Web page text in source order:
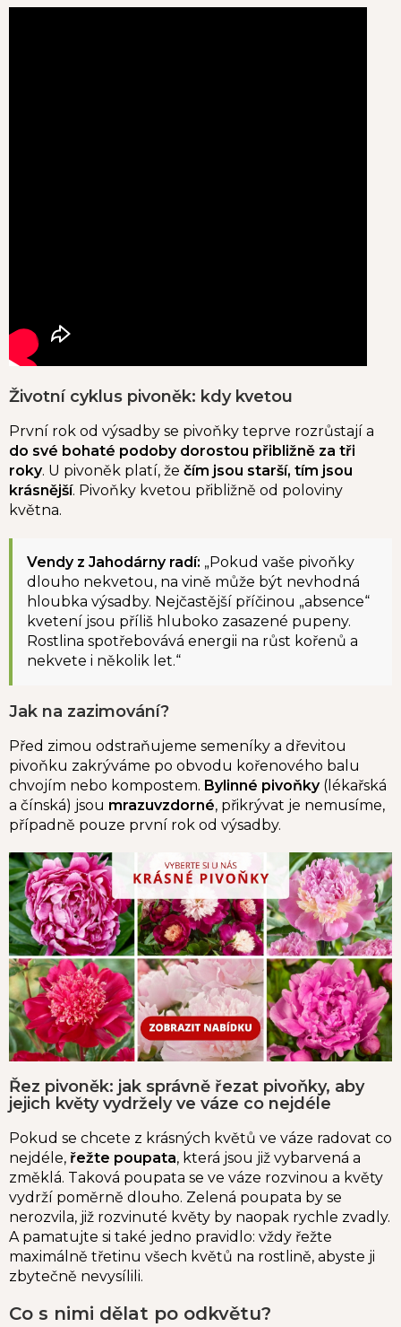
Životní cyklus pivoněk: kdy kvetou
První rok od výsadby se pivoňky teprve rozrůstají a
do své bohaté podoby dorostou přibližně za tři
roky. U pivoněk platí, že čím jsou starší, tím jsou
krásnější. Pivoňky kvetou přibližně od poloviny
května.
Vendy z Jahodárny radí: „Pokud vaše pivoňky
dlouho nekvetou, na vině může být nevhodná
hloubka výsadby. Nejčastější příčinou „absence“
kvetení jsou příliš hluboko zasazené pupeny.
Rostlina spotřebovává energii na růst kořenů a
nekvete i několik let.“
Jak na zazimování?
Před zimou odstraňujeme semeníky a dřevitou
pivoňku zakrýváme po obvodu kořenového balu
chvojím nebo kompostem. Bylinné pivoňky(lékařská
a čínská) jsou mrazuvzdorné, přikrývat je nemusíme,
případně pouze první rok od výsadby.
Řez pivoněk: jak správně řezat pivoňky, aby
jejich květy vydržely ve váze co nejdéle
Pokud se chcete z krásných květů ve váze radovat co
nejdéle, řežte poupata, která jsou již vybarvená a
změklá. Taková poupata se ve váze rozvinou a květy
vydrží poměrně dlouho. Zelená poupata by se
nerozvila, již rozvinuté květy by naopak rychle zvadly.
A pamatujte si také jedno pravidlo: vždy řežte
maximálně třetinu všech květů na rostlině, abyste ji
zbytečně nevysílili.
Co s nimi dělat po odkvětu?